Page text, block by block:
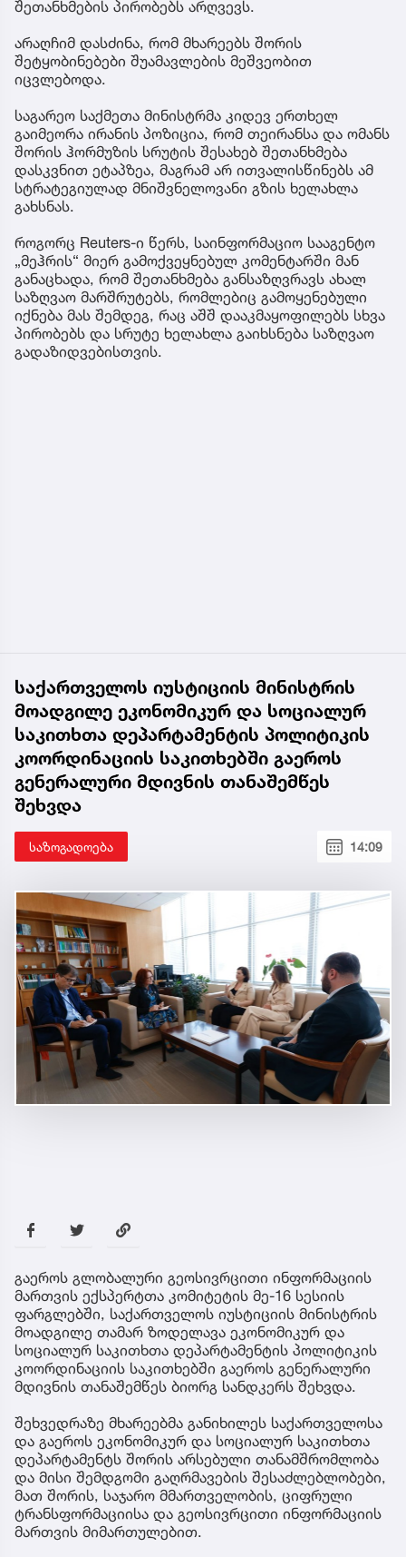
შეთანხმების პირობებს არღვევს.
არაღჩიმ დასძინა, რომ მხარეებს შორის
შეტყობინებები შუამავლების მეშვეობით
იცვლებოდა.
საგარეო საქმეთა მინისტრმა კიდევ ერთხელ
გაიმეორა ირანის პოზიცია, რომ თეირანსა და ომანს
შორის ჰორმუზის სრუტის შესახებ შეთანხმება
დასკვნით ეტაპზეა, მაგრამ არ ითვალისწინებს ამ
სტრატეგიულად მნიშვნელოვანი გზის ხელახლა
გახსნას.
როგორც Reuters-ი წერს, საინფორმაციო სააგენტო
„მეჰრის“ მიერ გამოქვეყნებულ კომენტარში მან
განაცხადა, რომ შეთანხმება განსაზღვრავს ახალ
საზღვაო მარშრუტებს, რომლებიც გამოყენებული
იქნება მას შემდეგ, რაც აშშ დააკმაყოფილებს სხვა
პირობებს და სრუტე ხელახლა გაიხსნება საზღვაო
გადაზიდვებისთვის.
საქართველოს იუსტიციის მინისტრის
მოადგილე ეკონომიკურ და სოციალურ
საკითხთა დეპარტამენტის პოლიტიკის
კოორდინაციის საკითხებში გაეროს
გენერალური მდივნის თანაშემწეს
შეხვდა
საზოგადოება 14:09
გაეროს გლობალური გეოსივრცითი ინფორმაციის
მართვის ექსპერტთა კომიტეტის მე-16 სესიის
ფარგლებში, საქართველოს იუსტიციის მინისტრის
მოადგილე თამარ ზოდელავა ეკონომიკურ და
სოციალურ საკითხთა დეპარტამენტის პოლიტიკის
კოორდინაციის საკითხებში გაეროს გენერალური
მდივნის თანაშემწეს ბიორგ სანდკერს შეხვდა.
შეხვედრაზე მხარეებმა განიხილეს საქართველოსა
და გაეროს ეკონომიკურ და სოციალურ საკითხთა
დეპარტამენტს შორის არსებული თანამშრომლობა
და მისი შემდგომი გაღრმავების შესაძლებლობები,
მათ შორის, საჯარო მმართველობის, ციფრული
ტრანსფორმაციისა და გეოსივრცითი ინფორმაციის
მართვის მიმართულებით.